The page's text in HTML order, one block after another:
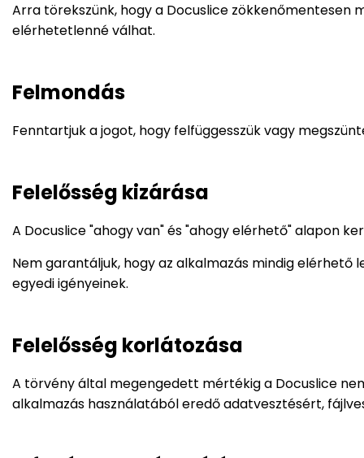
Arra törekszünk, hogy a Docuslice
elérhetetlenné válhat.
Felmondás
Fenntartjuk a jogot, hogy felfüggesszük vagy
Felelősség kizárása
A Docuslice "ahogy van" és "ahogy elérhető" alapon
Nem garantáljuk, hogy az alkalmazás mindig
egyedi igényeinek.
Felelősség korlátozása
A törvény által megengedett mértékig a Docuslice
alkalmazás használatából eredő adatvesztésért,